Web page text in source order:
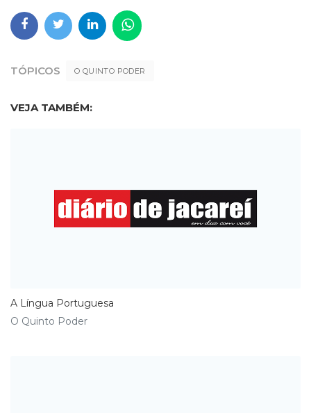
TÓPICOS O QUINTO PODER
VEJA TAMBÉM:
A Língua Portuguesa
O Quinto Poder